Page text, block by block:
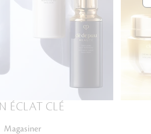
ÉCLAT CLÉ
Magasiner